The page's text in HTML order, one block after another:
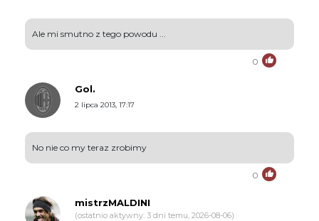
Ale mi smutno z tego powodu ...
0
Gol.
2 lipca 2013, 17:17
No nie co my teraz zrobimy
0
mistrzMALDINI
(ostatnio aktywny: 3 dni temu, 2026-08-06)